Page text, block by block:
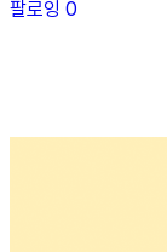
팔로잉 0